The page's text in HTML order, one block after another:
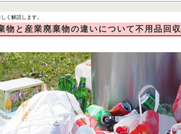
く解説します。
物と産業廃棄物の違いについて不用品回